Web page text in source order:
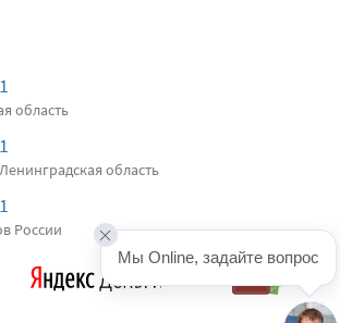
область
область
России
Мы Online, задайте вопрос